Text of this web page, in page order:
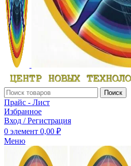
Поиск
Прайс - Лист
Избранное
Вход / Регистрация
0 элемент 0,00 ₽
Меню